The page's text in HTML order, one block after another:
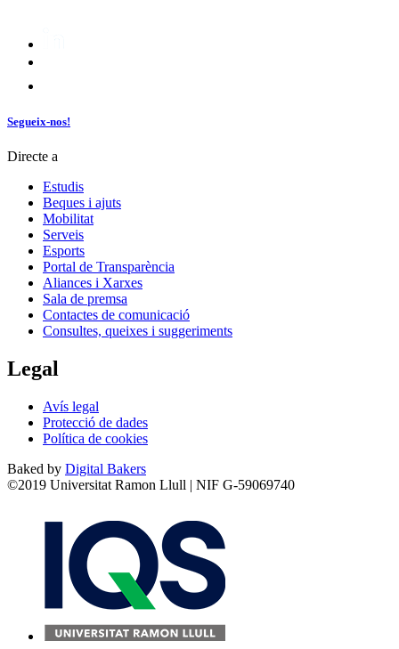
Segueix-nos!
Directe a
Estudis
Beques i ajuts
Mobilitat
Serveis
Esports
Portal de Transparència
Aliances i Xarxes
Sala de premsa
Contactes de comunicació
Consultes, queixes i suggeriments
Legal
Avís legal
Protecció de dades
Política de cookies
Baked by Digital Bakers
©2019 Universitat Ramon Llull | NIF G-59069740